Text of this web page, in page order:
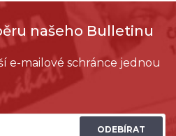
našeho Bulletinu
e-mailové schránce jednou
ODEBÍRAT